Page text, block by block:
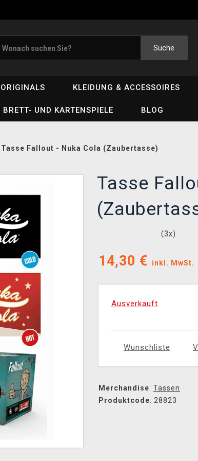
Suche
KLEIDUNG & ACCESSOIRES
BRETT- UND KARTENSPIELE BLOG
Tasse Fallout - Nuka Cola (Zaubertasse)
Tasse
(3x)
14,30 € inkl. MwSt.
Ausverkauft
Wunschliste
Merchandise: Tassen
Produktcode: 28823